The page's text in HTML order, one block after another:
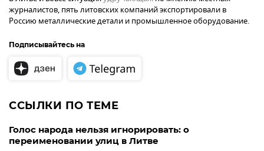
журналистов, пять литовских компаний экспортировали в
Россию металлические детали и промышленное оборудование.
Подписывайтесь на
ССЫЛКИ ПО ТЕМЕ
Голос народа нельзя игнорировать: о
переименовании улиц в Литве